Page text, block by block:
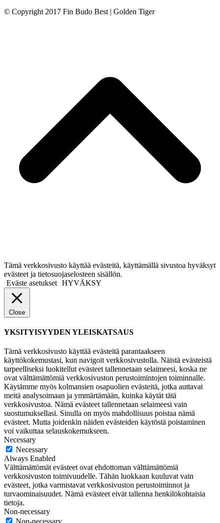
© Copyright 2017 Fin Budo Best | Golden Tiger
Tämä verkkosivusto käyttää evästeitä, käyttämällä sivustoa hyväksyt
evästeet ja tietosuojaselosteen sisällön.
Eväste asetukset HYVÄKSY
Close
YKSITYISYYDEN YLEISKATSAUS
Tämä verkkosivusto käyttää evästeitä parantaakseen
käyttökokemustasi, kun navigoit verkkosivustolla. Näistä evästeistä
tarpeelliseksi luokitellut evästeet tallennetaan selaimeesi, koska ne
ovat välttämättömiä verkkosivuston perustoimintojen toiminnalle.
Käytämme myös kolmansien osapuolien evästeitä, jotka auttavat
meitä analysoimaan ja ymmärtämään, kuinka käytät tätä
verkkosivustoa. Nämä evästeet tallennetaan selaimeesi vain
suostumuksellasi. Sinulla on myös mahdollisuus poistaa nämä
evästeet. Mutta joidenkin näiden evästeiden käytöstä poistaminen
voi vaikuttaa selauskokemukseen.
Necessary
Necessary
Always Enabled
Välttämättömät evästeet ovat ehdottoman välttämättömiä
verkkosivuston toimivuudelle. Tähän luokkaan kuuluvat vain
evästeet, jotka varmistavat verkkosivuston perustoiminnot ja
turvaominaisuudet. Nämä evästeet eivät tallenna henkilökohtaisia
tietoja.
Non-necessary